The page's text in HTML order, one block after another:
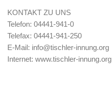
KONTAKT ZU UNS
Telefon: 04441-941-0
Telefax: 04441-941-250
E-Mail: info@tischler-innung.org
Internet: www.tischler-innung.org